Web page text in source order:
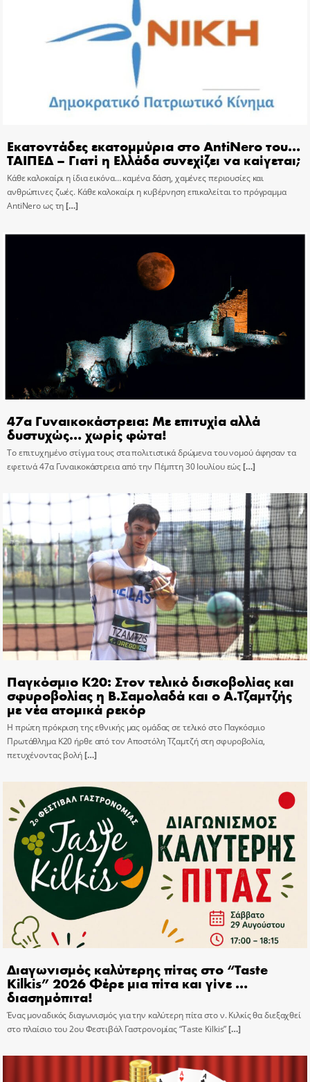
Εκατοντάδες εκατομμύρια στο AntiNero του…
ΤΑΙΠΕΔ – Γιατί η Ελλάδα συνεχίζει να καίγεται;
Κάθε καλοκαίρι η ίδια εικόνα… καμένα δάση, χαμένες περιουσίες και
ανθρώπινες ζωές. Κάθε καλοκαίρι η κυβέρνηση επικαλείται το πρόγραμμα
AntiNero ως τη[…]
47α Γυναικοκάστρεια: Με επιτυχία αλλά
δυστυχώς… χωρίς φώτα!
Το επιτυχημένο στίγμα τους στα πολιτιστικά δρώμενα του νομού άφησαν τα
εφετινά 47α Γυναικοκάστρεια από την Πέμπτη 30 Ιουλίου εώς[…]
Παγκόσμιο Κ20: Στον τελικό δισκοβολίας και
σφυροβολίας η Β.Σαμολαδά και ο Α.Τζαμτζής
με νέα ατομικά ρεκόρ
Η πρώτη πρόκριση της εθνικής μας ομάδας σε τελικό στο Παγκόσμιο
Πρωτάθλημα Κ20 ήρθε από τον Αποστόλη Τζαμτζή στη σφυροβολία,
πετυχένοντας βολή[…]
Διαγωνισμός καλύτερης πίτας στο “Taste
Kilkis” 2026 Φέρε μια πίτα και γίνε …
διασημόπιτα!
Ένας μοναδικός διαγωνισμός για την καλύτερη πίτα στο ν. Κιλκίς θα διεξαχθεί
στο πλαίσιο του 2ου Φεστιβάλ Γαστρονομίας “Taste Kilkis”[…]